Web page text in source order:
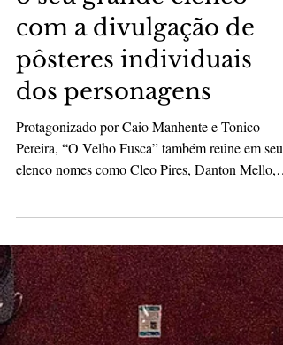
“O Velho Fusca” destaca
o seu grande elenco
com a divulgação de
pôsteres individuais
dos personagens
Protagonizado por Caio Manhente e Tonico
elenco nomes como Cleo Pires, Danton Mello,
Silva Com direção de Emiliano Ruschel, o longa-
metragem é uma comédia com coração, que narra
uma história sensível sobre superação de traumas
familiares, o primeiro amor e o encontro entre